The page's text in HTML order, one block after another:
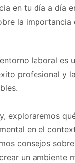
en tu día a día
la importancia
laboral es
profesional y
exploraremos
en el
consejos
un ambiente